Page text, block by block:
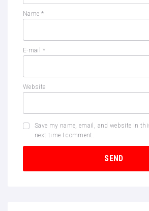
Name *
E-mail *
Website
Save my name, email, and website in
next time I comment.